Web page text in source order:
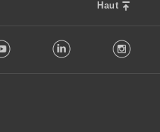
Haut
Youtube LinkedIn